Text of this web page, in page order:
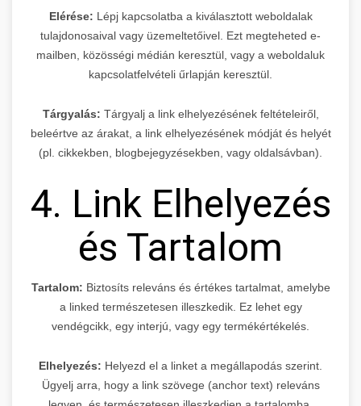
Elérése: Lépj kapcsolatba a kiválasztott weboldalak
tulajdonosaival vagy üzemeltetőivel. Ezt megteheted e-
mailben, közösségi médián keresztül, vagy a weboldaluk
kapcsolatfelvételi űrlapján keresztül.
Tárgyalás: Tárgyalj a link elhelyezésének feltételeiről,
beleértve az árakat, a link elhelyezésének módját és helyét
(pl. cikkekben, blogbejegyzésekben, vagy oldalsávban).
4. Link Elhelyezés
és Tartalom
Tartalom: Biztosíts releváns és értékes tartalmat, amelybe
a linked természetesen illeszkedik. Ez lehet egy
vendégcikk, egy interjú, vagy egy termékértékelés.
Elhelyezés: Helyezd el a linket a megállapodás szerint.
Ügyelj arra, hogy a link szövege (anchor text) releváns